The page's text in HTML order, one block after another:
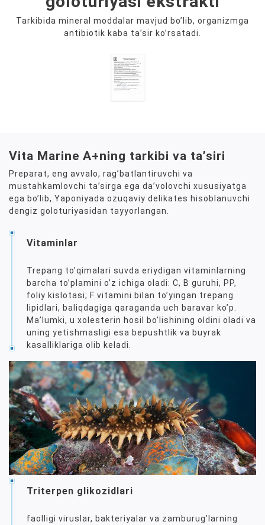
Tarkibida mineral moddalar mavjud boʼlib, organizmga
antibiotik kaba taʼsir koʼrsatadi.
Vita Marine A+ning tarkibi va taʼsiri
Preparat, eng avvalo, ragʼbatlantiruvchi va
mustahkamlovchi taʼsirga ega daʼvolovchi xususiyatga
ega boʼlib, Yaponiyada ozuqaviy delikates hisoblanuvchi
dengiz goloturiyasidan tayyorlangan.
Vitaminlar
Trepang toʼqimalari suvda eriydigan vitaminlarning
barcha toʼplamini oʼz ichiga oladi: C, B guruhi, PP,
foliy kislotasi; F vitamini bilan toʼyingan trepang
lipidlari, baliqdagiga qaraganda uch baravar koʼp.
Maʼlumki, u xolesterin hosil boʼlishining oldini oladi va
uning yetishmasligi esa bepushtlik va buyrak
kasalliklariga olib keladi.
Triterpen glikozidlari
faolligi viruslar, bakteriyalar va zamburugʼlarning